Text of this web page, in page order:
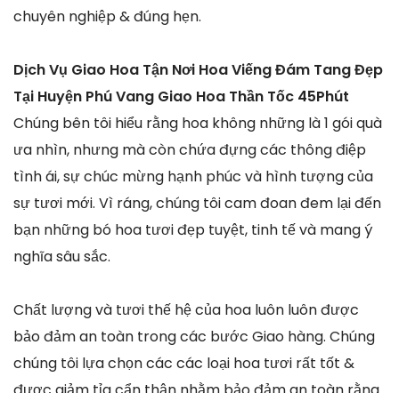
chuyên nghiệp & đúng hẹn.
Dịch Vụ Giao Hoa Tận Nơi Hoa Viếng Đám Tang Đẹp
Tại Huyện Phú Vang Giao Hoa Thần Tốc 45Phút
Chúng bên tôi hiểu rằng hoa không những là 1 gói quà
ưa nhìn, nhưng mà còn chứa đựng các thông điệp
tình ái, sự chúc mừng hạnh phúc và hình tượng của
sự tươi mới. Vì ráng, chúng tôi cam đoan đem lại đến
bạn những bó hoa tươi đẹp tuyệt, tinh tế và mang ý
nghĩa sâu sắc.
Chất lượng và tươi thế hệ của hoa luôn luôn được
bảo đảm an toàn trong các bước Giao hàng. Chúng
chúng tôi lựa chọn các các loại hoa tươi rất tốt &